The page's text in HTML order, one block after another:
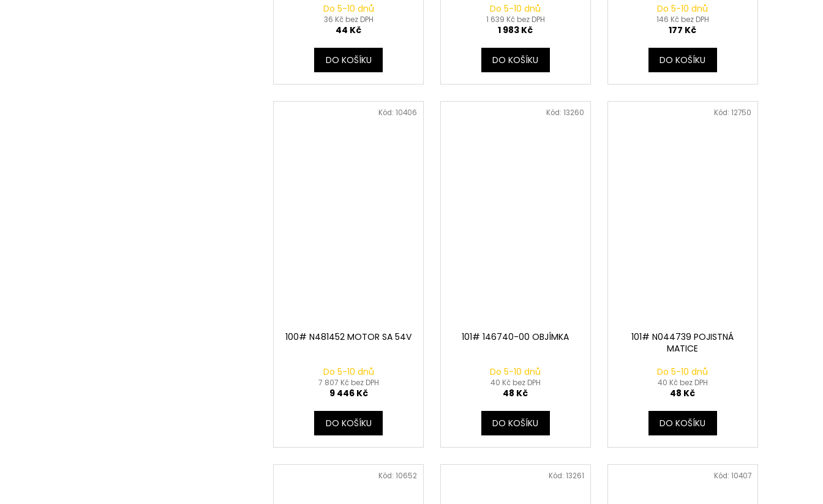
Do 5-10 dnů
36 Kč bez DPH
44 Kč
DO KOŠÍKU
Do 5-10 dnů
1 639 Kč bez DPH
1 983 Kč
DO KOŠÍKU
Do 5-10 dnů
146 Kč bez DPH
177 Kč
DO KOŠÍKU
100# N481452 MOTOR SA 54V
Do 5-10 dnů
7 807 Kč bez DPH
9 446 Kč
DO KOŠÍKU
Kód:10406
101# 146740-00 OBJÍMKA
Do 5-10 dnů
40 Kč bez DPH
48 Kč
DO KOŠÍKU
Kód: 13260
101# N044739 POJISTNÁ
MATICE
Do 5-10 dnů
40 Kč bez DPH
48 Kč
DO KOŠÍKU
Kód: 12750
Kód:10652 Kód: 13261 Kód: 10407